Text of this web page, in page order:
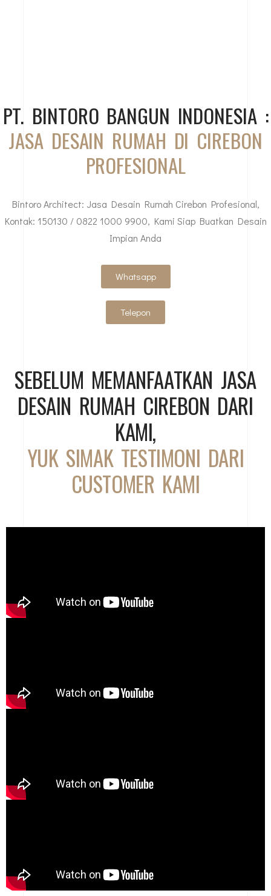
PT. BINTORO BANGUN INDONESIA :
JASA DESAIN RUMAH DI CIREBON
PROFESIONAL
Bintoro Architect: Jasa Desain Rumah Cirebon Profesional,
Kontak: 150130 / 0822 1000 9900, Kami Siap Buatkan Desain
Impian Anda
Whatsapp
Telepon
SEBELUM MEMANFAATKAN JASA
DESAIN RUMAH CIREBON DARI
KAMI,
YUK SIMAK TESTIMONI DARI
CUSTOMER KAMI